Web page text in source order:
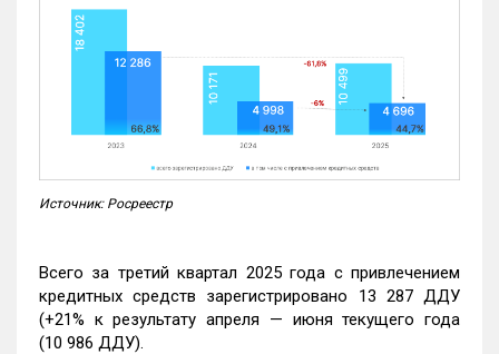
Источник: Росреестр
Всего за третий квартал 2025 года с привлечением
кредитных средств зарегистрировано 13 287 ДДУ
(+21% к результату апреля — июня текущего года
(10 986 ДДУ).